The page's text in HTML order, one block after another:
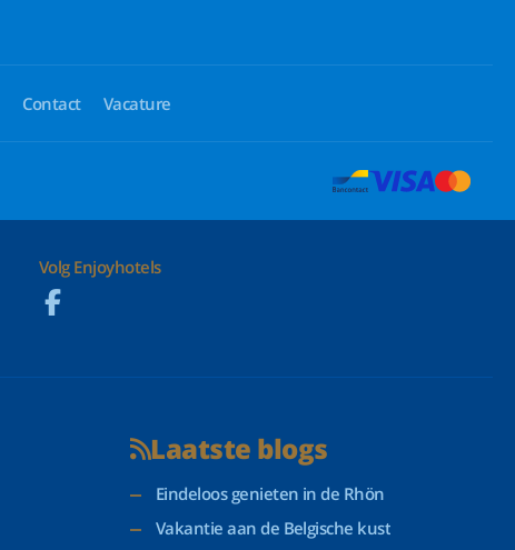
Contact Vacature
Volg Enjoyhotels
Laatste blogs
Eindeloos genieten in de Rhön
Vakantie aan de Belgische kust